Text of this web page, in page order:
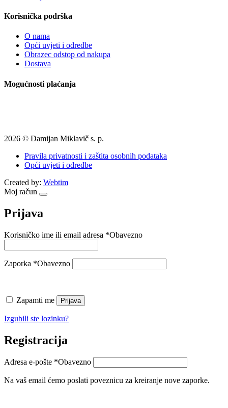
Korisnička podrška
O nama
Opći uvjeti i odredbe
Obrazec odstop od nakupa
Dostava
Mogućnosti plaćanja
2026 © Damijan Miklavič s. p.
Pravila privatnosti i zaštita osobnih podataka
Opći uvjeti i odredbe
Created by: Webtim
Moj račun
Prijava
Korisničko ime ili email adresa *Obavezno
Zaporka *Obavezno
Zapamti me Prijava
Izgubili ste lozinku?
Registracija
Adresa e-pošte *Obavezno
Na vaš email ćemo poslati poveznicu za kreiranje nove zaporke.